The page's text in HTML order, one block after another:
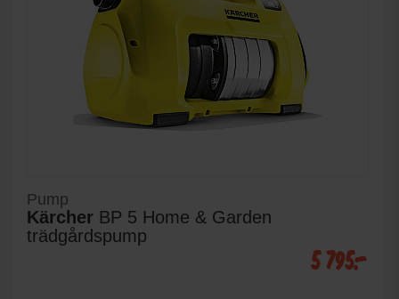
Pump
Kärcher BP 5 Home & Garden
trädgårdspump
5 795:-